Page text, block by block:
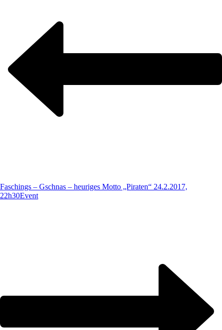
Faschings – Gschnas – heuriges Motto „Piraten“ 24.2.2017,
22h30Event